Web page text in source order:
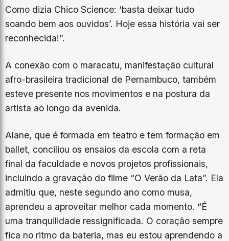
Como dizia Chico Science: ‘basta deixar tudo
soando bem aos ouvidos’. Hoje essa história vai ser
reconhecida!”.
A conexão com o maracatu, manifestação cultural
afro-brasileira tradicional de Pernambuco, também
esteve presente nos movimentos e na postura da
artista ao longo da avenida.
Alane, que é formada em teatro e tem formação em
ballet, conciliou os ensaios da escola com a reta
final da faculdade e novos projetos profissionais,
incluindo a gravação do filme “O Verão da Lata”. Ela
admitiu que, neste segundo ano como musa,
aprendeu a aproveitar melhor cada momento. “É
uma tranquilidade ressignificada. O coração sempre
fica no ritmo da bateria, mas eu estou aprendendo a